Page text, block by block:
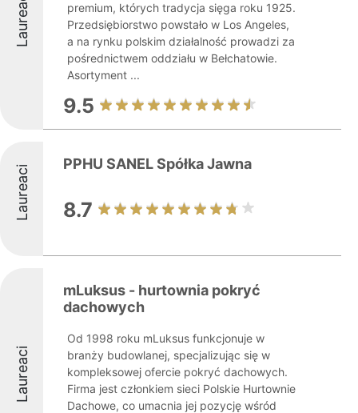
Laureaci
premium, których tradycja sięga roku 1925.
Przedsiębiorstwo powstało w Los Angeles,
a na rynku polskim działalność prowadzi za
pośrednictwem oddziału w Bełchatowie.
Asortyment ...
9.5
Laureaci PPHU SANEL Spółka Jawna
8.7
Laureaci
mLuksus - hurtownia pokryć
dachowych
Od 1998 roku mLuksus funkcjonuje w
branży budowlanej, specjalizując się w
kompleksowej ofercie pokryć dachowych.
Firma jest członkiem sieci Polskie Hurtownie
Dachowe, co umacnia jej pozycję wśród